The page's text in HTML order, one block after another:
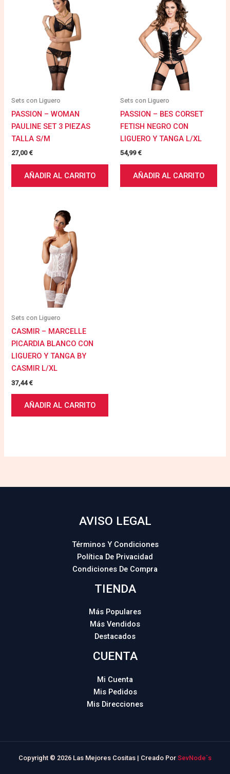
Sets con Liguero
PASSION – WOMAN
PAULINE SET 3 PIEZAS
TALLA S/M
27,00€
AÑADIR AL CARRITO
Sets con Liguero
PASSION – BES CORSET
FETISH NEGRO CON
LIGUERO Y TANGA L/XL
54,99€
AÑADIR AL CARRITO
Sets con Liguero
CASMIR – MARCELLE
PICARDIA BLANCO CON
LIGUERO Y TANGA BY
CASMIR L/XL
37,44€
AÑADIR AL CARRITO
AVISO LEGAL
Términos Y Condiciones
Política De Privacidad
Condiciones De Compra
TIENDA
Más Populares
Más Vendidos
Destacados
CUENTA
Mi Cuenta
Mis Pedidos
Mis Direcciones
Copyright © 2026 Las Mejores Cositas | Creado Por SevNode´s